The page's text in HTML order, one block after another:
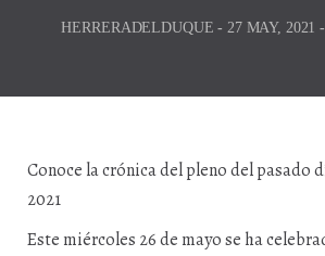
HERRERADELDUQUE- 27 MAY, 2021-
Conoce la crónica del pleno del pasado
2021
Este miércoles 26 de mayo se ha